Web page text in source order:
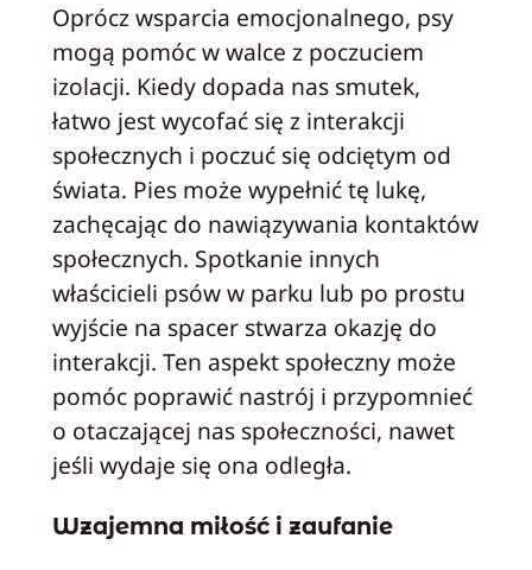
Oprócz wsparcia emocjonalnego, psy
mogą pomóc w walce z poczuciem
izolacji. Kiedy dopada nas smutek,
łatwo jest wycofać się z interakcji
społecznych i poczuć się odciętym od
świata. Pies może wypełnić tę lukę,
zachęcając do nawiązywania kontaktów
społecznych. Spotkanie innych
właścicieli psów w parku lub po prostu
wyjście na spacer stwarza okazję do
interakcji. Ten aspekt społeczny może
pomóc poprawić nastrój i przypomnieć
o otaczającej nas społeczności, nawet
jeśli wydaje się ona odległa.
Wzajemna miłość i zaufanie